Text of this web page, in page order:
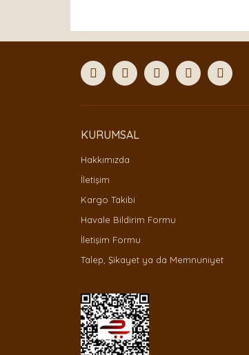
KURUMSAL
Hakkımızda
İletişim
Kargo Takibi
Havale Bildirim Formu
İletişim Formu
Talep, Şikayet ya da Memnuniyet